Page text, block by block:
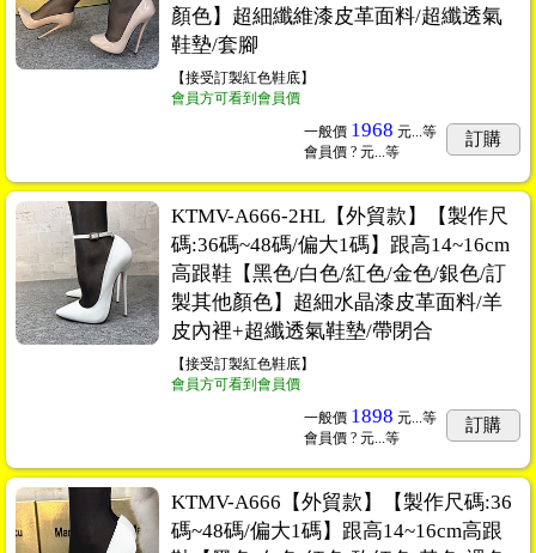
顏色】超細纖維漆皮革面料/超纖透氣
鞋墊/套腳
【接受訂製紅色鞋底】
會員方可看到會員價
一般價 1968 元...等
會員價 ? 元...等
訂購
KTMV-A666-2HL【外貿款】【製作尺
碼:36碼~48碼/偏大1碼】跟高14~16cm
高跟鞋【黑色/白色/紅色/金色/銀色/訂
製其他顏色】超細水晶漆皮革面料/羊
皮內裡+超纖透氣鞋墊/帶閉合
【接受訂製紅色鞋底】
會員方可看到會員價
一般價 1898 元...等
會員價 ? 元...等
訂購
KTMV-A666【外貿款】【製作尺碼:36
碼~48碼/偏大1碼】跟高14~16cm高跟